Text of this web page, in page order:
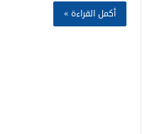
أكمل القراءة »